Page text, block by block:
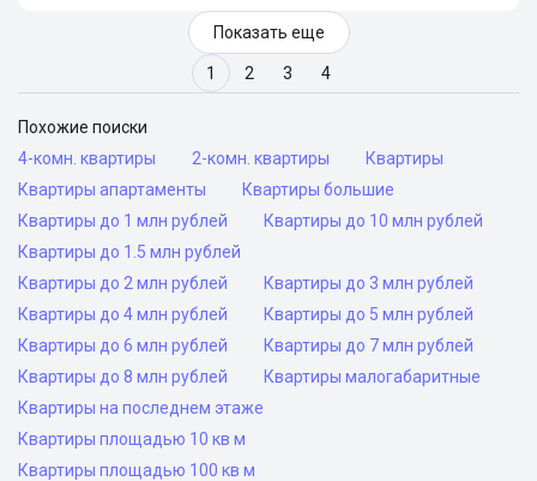
Показать еще
1 2 3 4
Похожие поиски
4-комн. квартиры
2-комн. квартиры
Квартиры
Квартиры апартаменты
Квартиры большие
Квартиры до 1 млн рублей
Квартиры до 10 млн рублей
Квартиры до 1.5 млн рублей
Квартиры до 2 млн рублей
Квартиры до 3 млн рублей
Квартиры до 4 млн рублей
Квартиры до 5 млн рублей
Квартиры до 6 млн рублей
Квартиры до 7 млн рублей
Квартиры до 8 млн рублей
Квартиры малогабаритные
Квартиры на последнем этаже
Квартиры площадью 10 кв м
Квартиры площадью 100 кв м